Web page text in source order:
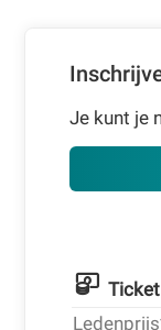
Je kunt je
Ticket